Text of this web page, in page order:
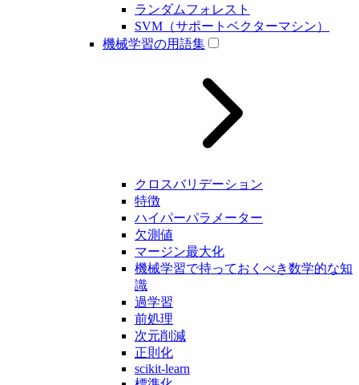
ランダムフォレスト
SVM（サポートベクターマシン）
機械学習の用語集
クロスバリデーション
特徴
ハイパーパラメーター
欠測値
マージン最大化
機械学習で持っておくべき数学的な知
識
過学習
前処理
次元削減
正則化
scikit-learn